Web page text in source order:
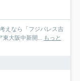
えなら「フジパレス吉
東大阪中新開... もっと